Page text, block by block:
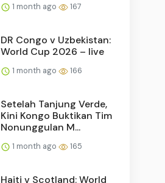
1 month ago 167
DR Congo v Uzbekistan:
World Cup 2026 – live
1 month ago 166
Setelah Tanjung Verde,
Kini Kongo Buktikan Tim
Nonunggulan M...
1 month ago 165
Haiti v Scotland: World